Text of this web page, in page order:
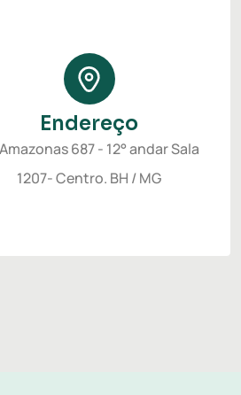
Endereço
687 - 12° andar Sala
1207- Centro. BH / MG